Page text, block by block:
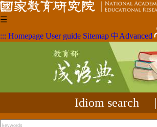
☰
::: Homepage User guide Sitemap 中Advanced
Idiom search